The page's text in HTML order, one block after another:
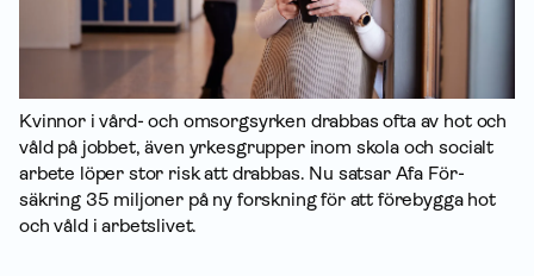
Kvinnor i vård- och omsorgsyrken drabbas ofta av hot och
våld på jobbet, även yrkesgrupper inom skola och socialt
arbete löper stor risk att drabbas. Nu satsar Afa För­
säkring 35 miljoner på ny forskning för att förebygga hot
och våld i arbetslivet.